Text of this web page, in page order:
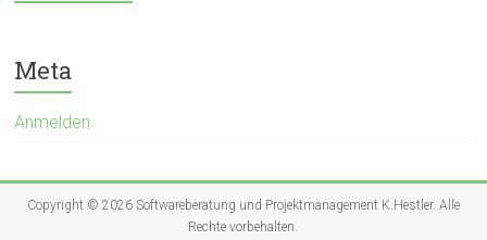
Meta
Anmelden
Copyright © 2026 Softwareberatung und Projektmanagement K.Hestler. Alle
Rechte vorbehalten.